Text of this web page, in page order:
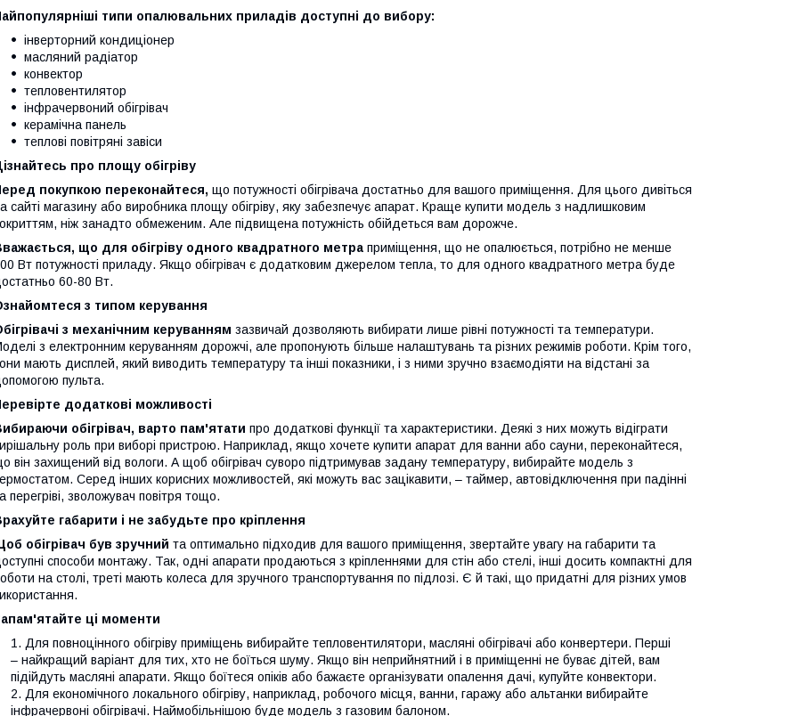
типи опалювальних приладів доступні до вибору:
інверторний кондиціонер
масляний радіатор
конвектор
тепловентилятор
інфрачервоний обігрівач
керамічна панель
теплові повітряні завіси
про площу обігріву
покупкою переконайтеся, що потужності обігрівача достатньо для вашого приміщення. Для цього дивіться
сайті магазину або виробника площу обігріву, яку забезпечує апарат. Краще купити модель з надлишковим
ніж занадто обмеженим. Але підвищена потужність обійдеться вам дорожче.
що для обігріву одного квадратного метра приміщення, що не опалюється, потрібно не менше
Вт потужності приладу. Якщо обігрівач є додатковим джерелом тепла, то для одного квадратного метра буде
60-80 Вт.
з типом керування
з механічним керуванням зазвичай дозволяють вибирати лише рівні потужності та температури.
з електронним керуванням дорожчі, але пропонують більше налаштувань та різних режимів роботи. Крім того,
мають дисплей, який виводить температуру та інші показники, і з ними зручно взаємодіяти на відстані за
пульта.
додаткові можливості
обігрівач, варто пам'ятати про додаткові функції та характеристики. Деякі з них можуть відіграти
роль при виборі пристрою. Наприклад, якщо хочете купити апарат для ванни або сауни, переконайтеся,
він захищений від вологи. А щоб обігрівач суворо підтримував задану температуру, вибирайте модель з
Серед інших корисних можливостей, які можуть вас зацікавити, – таймер, автовідключення при падінні
перегріві, зволожувач повітря тощо.
габарити і не забудьте про кріплення
обігрівач був зручний та оптимально підходив для вашого приміщення, звертайте увагу на габарити та
способи монтажу. Так, одні апарати продаються з кріпленнями для стін або стелі, інші досить компактні для
на столі, треті мають колеса для зручного транспортування по підлозі. Є й такі, що придатні для різних умов
ці моменти
Для повноцінного обігріву приміщень вибирайте тепловентилятори, масляні обігрівачі або конвертери. Перші
– найкращий варіант для тих, хто не боїться шуму. Якщо він неприйнятний і в приміщенні не буває дітей, вам
підійдуть масляні апарати. Якщо боїтеся опіків або бажаєте організувати опалення дачі, купуйте конвектори.
Для економічного локального обігріву, наприклад, робочого місця, ванни, гаражу або альтанки вибирайте
інфрачервоні обігрівачі. Наймобільнішою буде модель з газовим балоном.